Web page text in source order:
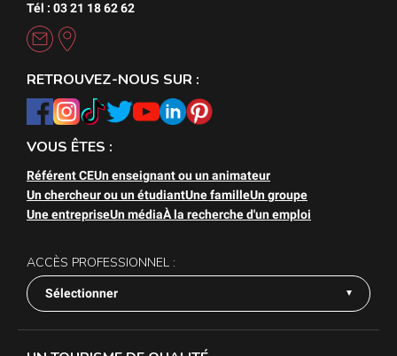
Tél : 03 21 18 62 62
RETROUVEZ-NOUS SUR :
VOUS ÊTES :
Référent CEUn enseignant ou un animateur
Un chercheur ou un étudiantUne familleUn groupe
Une entrepriseUn médiaÀ la recherche d'un emploi
ACCÈS PROFESSIONNEL :
Sélectionner